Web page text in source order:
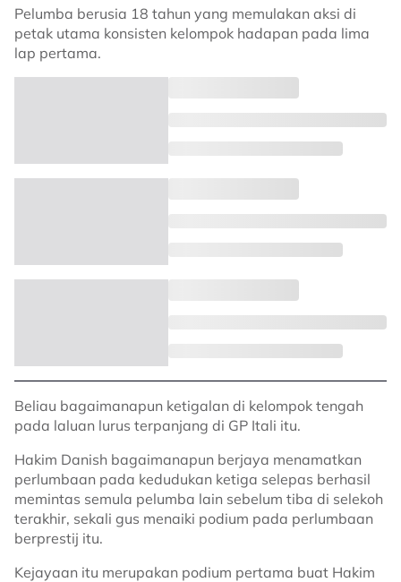
Pelumba berusia 18 tahun yang memulakan aksi di
petak utama konsisten kelompok hadapan pada lima
lap pertama.
Beliau bagaimanapun ketigalan di kelompok tengah
pada laluan lurus terpanjang di GP Itali itu.
Hakim Danish bagaimanapun berjaya menamatkan
perlumbaan pada kedudukan ketiga selepas berhasil
memintas semula pelumba lain sebelum tiba di selekoh
terakhir, sekali gus menaiki podium pada perlumbaan
berprestij itu.
Kejayaan itu merupakan podium pertama buat Hakim